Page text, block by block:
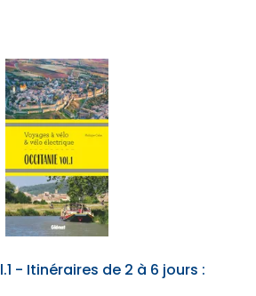
- Itinéraires de 2 à 6 jours :